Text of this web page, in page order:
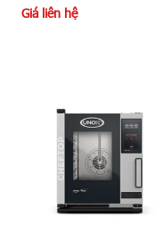
Giá liên hệ